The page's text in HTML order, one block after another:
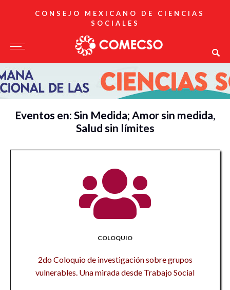
CONSEJO MEXICANO DE CIENCIAS
SOCIALES
Eventos en: Sin Medida; Amor sin medida,
Salud sin límites
COLOQUIO
2do Coloquio de investigación sobre grupos
vulnerables. Una mirada desde Trabajo Social